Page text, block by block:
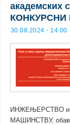
академских
30.08.2024 - 14:00
ИНЖЕЊЕРСТВО
МАШИНСТВУ,